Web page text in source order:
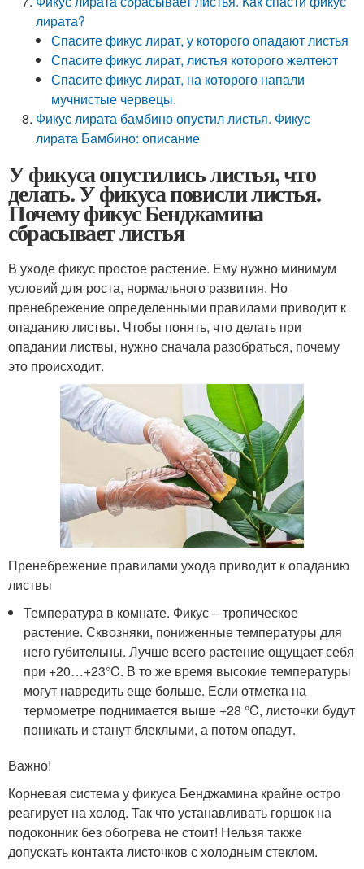
лирата?
Спасите фикус лират, у которого опадают листья
Спасите фикус лират, листья которого желтеют
Спасите фикус лират, на которого напали
мучнистые червецы.
Фикус лирата бамбино опустил листья. Фикус
лирата Бамбино: описание
У фикуса опустились листья, что
делать. У фикуса повисли листья.
Почему фикус Бенджамина
сбрасывает листья
В уходе фикус простое растение. Ему нужно минимум
условий для роста, нормального развития. Но
пренебрежение определенными правилами приводит к
опаданию листвы. Чтобы понять, что делать при
опадании листвы, нужно сначала разобраться, почему
это происходит.
Пренебрежение правилами ухода приводит к опаданию
листвы
Температура в комнате. Фикус – тропическое
растение. Сквозняки, пониженные температуры для
него губительны. Лучше всего растение ощущает себя
при +20…+23°C. В то же время высокие температуры
могут навредить еще больше. Если отметка на
термометре поднимается выше +28 °C, листочки будут
поникать и станут блеклыми, а потом опадут.
Важно!
Корневая система у фикуса Бенджамина крайне остро
реагирует на холод. Так что устанавливать горшок на
подоконник без обогрева не стоит! Нельзя также
допускать контакта листочков с холодным стеклом.